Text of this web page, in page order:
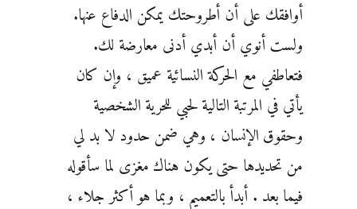
أوافقك على أن أطروحتك يمكن الدفاع عنها.
ولست أنوي أن أبدي أدنى معارضة لك.
فتعاطفي مع الحركة النسائية عميق ، وإن كان
يأتي في المرتبة التالية لحبي للحرية الشخصية
وحقوق الإنسان ، وهي ضمن حدود لا بد لي
من تحديدها حتى يكون هناك مغزى لما سأقوله
فيما بعد . أبدأ بالتعميم ، وبما هو أكثر جلاء ،